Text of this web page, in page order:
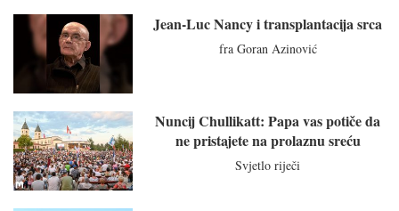
Jean-Luc Nancy i transplantacija srca
fra Goran Azinović
Nuncij Chullikatt: Papa vas potiče da
ne pristajete na prolaznu sreću
Svjetlo riječi